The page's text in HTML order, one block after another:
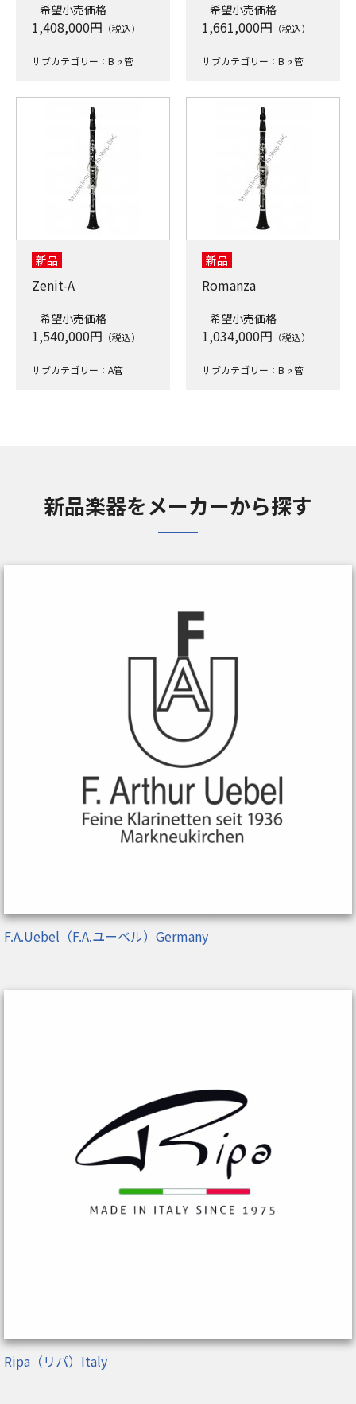
希望小売価格
1,408,000円 （税込）
サブカテゴリー：B♭管
希望小売価格
1,661,000円 （税込）
サブカテゴリー：B♭管
新品
Zenit-A
希望小売価格
1,540,000円 （税込）
サブカテゴリー：A管
新品
Romanza
希望小売価格
1,034,000円 （税込）
サブカテゴリー：B♭管
新品楽器をメーカーから探す
F.A.Uebel（F.A.ユーベル）Germany
Ripa（リパ）Italy